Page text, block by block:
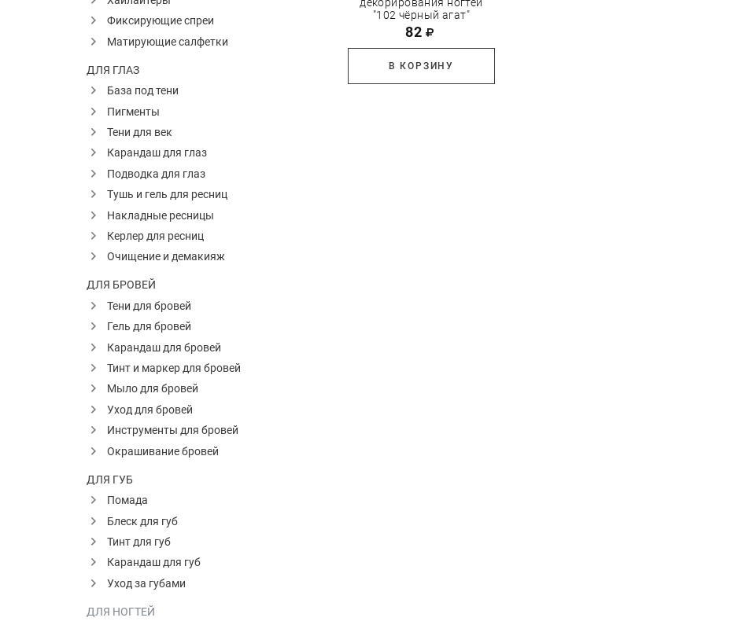
Фиксирующие спреи
Матирующие салфетки
ДЛЯ ГЛАЗ
База под тени
Пигменты
Тени для век
Карандаш для глаз
Подводка для глаз
Тушь и гель для ресниц
Накладные ресницы
Керлер для ресниц
Очищение и демакияж
ДЛЯ БРОВЕЙ
Тени для бровей
Гель для бровей
Карандаш для бровей
Тинт и маркер для бровей
Мыло для бровей
Уход для бровей
Инструменты для бровей
Окрашивание бровей
ДЛЯ ГУБ
Помада
Блеск для губ
Тинт для губ
Карандаш для губ
Уход за губами
ДЛЯ НОГТЕЙ
"102 чёрный агат"
82
В КОРЗИНУ